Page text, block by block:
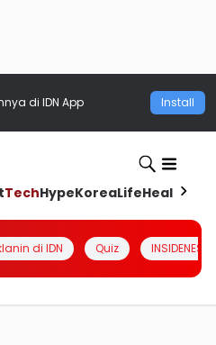
di IDN App Install
TechHypeKoreaLifeHealth
di IDN Quiz INSIDENESIA